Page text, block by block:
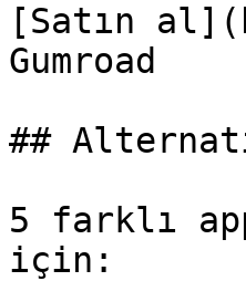
[Satın
Gumroad
##
5 farklı
için: